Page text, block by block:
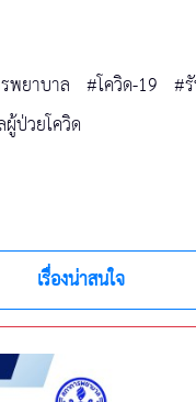
พยาบาล #โควิด-19 #
ป่วยโควิด
เรื่องน่าสนใจ